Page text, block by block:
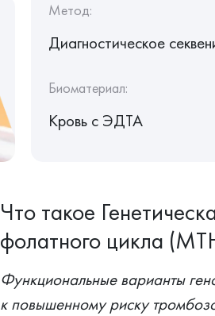
Метод:
Диагностическое
Биоматериал:
Кровь c ЭДТА
Что такое
фолатного цикла
Функциональные варианты
к повышенному риску